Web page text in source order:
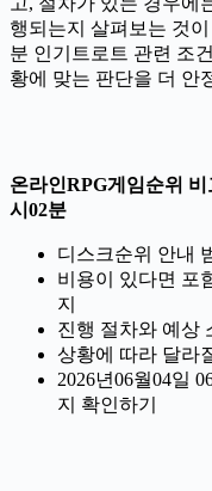
행되는지 살펴보는 것
분 인기트로트 관련 조
황에 맞는 판단을 더 안
온라인RPG게임순위 비
시02분
디스크순위 안내
비용이 있다면 포
지
진행 절차와 예상
상황에 따라 달라
2026년06월04일
지 확인하기